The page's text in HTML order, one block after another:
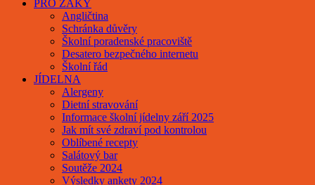
PRO ŽÁKY
Angličtina
Schránka důvěry
Školní poradenské pracoviště
Desatero bezpečného internetu
Školní řád
JÍDELNA
Alergeny
Dietní stravování
Informace školní jídelny září 2025
Jak mít své zdraví pod kontrolou
Oblíbené recepty
Salátový bar
Soutěže 2024
Výsledky ankety 2024